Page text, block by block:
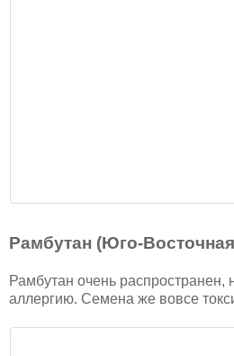
Рамбутан (Юго-
Рамбутан очень
аллергию. Семена же вовсе